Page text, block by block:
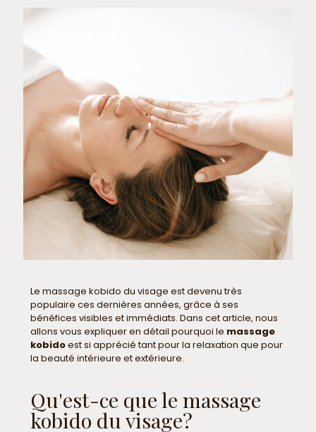
Le massage kobido du visage est devenu très
populaire ces dernières années, grâce à ses
bénéfices visibles et immédiats. Dans cet article, nous
allons vous expliquer en détail pourquoi le massage
kobidoest si apprécié tant pour la relaxation que pour
la beauté intérieure et extérieure.
Qu'est-ce que le massage
kobido du visage?